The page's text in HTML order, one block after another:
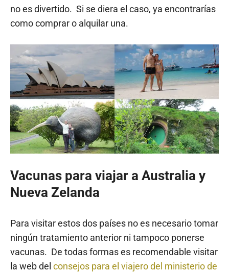
no es divertido. Si se diera el caso, ya encontrarías
como comprar o alquilar una.
Vacunas para viajar a Australia y
Nueva Zelanda
Para visitar estos dos países no es necesario tomar
ningún tratamiento anterior ni tampoco ponerse
vacunas. De todas formas es recomendable visitar
la web del consejos para el viajero del ministerio de